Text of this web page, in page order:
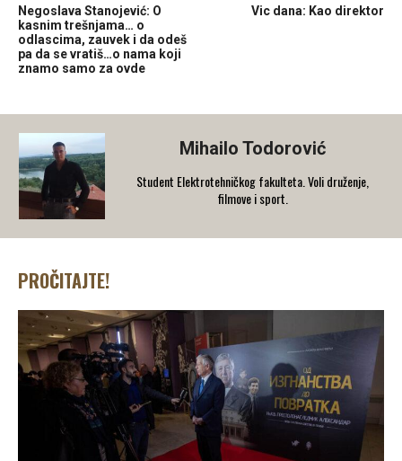
Negoslava Stanojević: O
kasnim trešnjama… o
odlascima, zauvek i da odeš
pa da se vratiš…o nama koji
znamo samo za ovde
Vic dana: Kao direktor
Mihailo Todorović
Student Elektrotehničkog fakulteta. Voli druženje,
filmove i sport.
PROČITAJTE!